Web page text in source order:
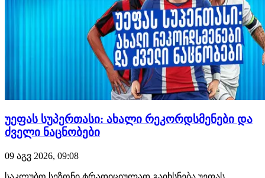
უეფას სუპერთასი: ახალი რეკორდსმენები და
ძველი ნაცნობები
09 აგვ 2026, 09:08